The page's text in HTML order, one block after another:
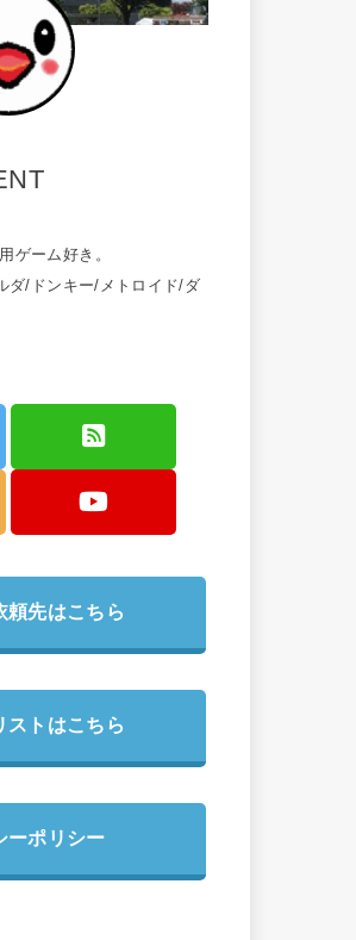
ゲーム好き。
ダ/ドンキー/メトロイド/ダ
頼先はこちら
ストはこちら
ーポリシー